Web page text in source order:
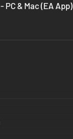
& Mac (EA App)